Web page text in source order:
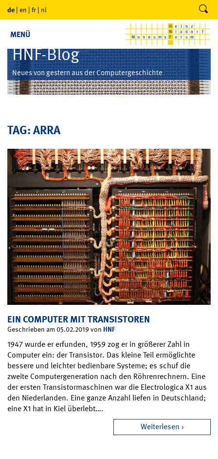
de | en | fr | nl
MENÜ
HNF-Blog
Neues von gestern aus der Computergeschichte
TAG: ARRA
EIN COMPUTER MIT TRANSISTOREN
Geschrieben am 05.02.2019 von HNF
1947 wurde er erfunden, 1959 zog er in größerer Zahl in
Computer ein: der Transistor. Das kleine Teil ermöglichte
bessere und leichter bedienbare Systeme; es schuf die
zweite Computergeneration nach den Röhrenrechnern. Eine
der ersten Transistormaschinen war die Electrologica X1 aus
den Niederlanden. Eine ganze Anzahl liefen in Deutschland;
eine X1 hat in Kiel überlebt….
Weiterlesen